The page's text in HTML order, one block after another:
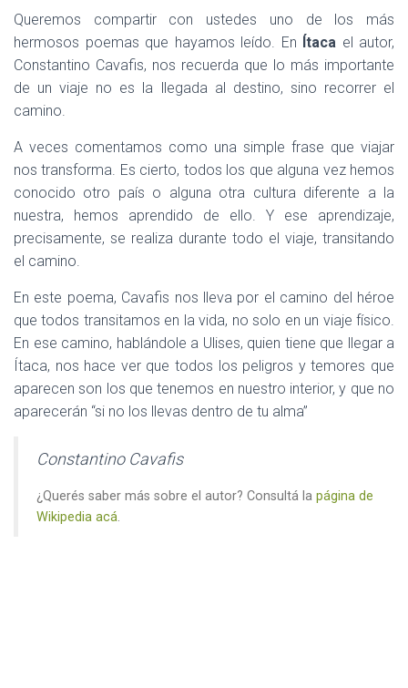
Queremos compartir con ustedes uno de los más
hermosos poemas que hayamos leído. En Ítaca el autor,
Constantino Cavafis, nos recuerda que lo más importante
de un viaje no es la llegada al destino, sino recorrer el
camino.
A veces comentamos como una simple frase que viajar
nos transforma. Es cierto, todos los que alguna vez hemos
conocido otro país o alguna otra cultura diferente a la
nuestra, hemos aprendido de ello. Y ese aprendizaje,
precisamente, se realiza durante todo el viaje, transitando
el camino.
En este poema, Cavafis nos lleva por el camino del héroe
que todos transitamos en la vida, no solo en un viaje físico.
En ese camino, hablándole a Ulises, quien tiene que llegar a
Ítaca, nos hace ver que todos los peligros y temores que
aparecen son los que tenemos en nuestro interior, y que no
aparecerán “si no los llevas dentro de tu alma”
Constantino Cavafis
¿Querés saber más sobre el autor? Consultá la página de
Wikipedia acá.